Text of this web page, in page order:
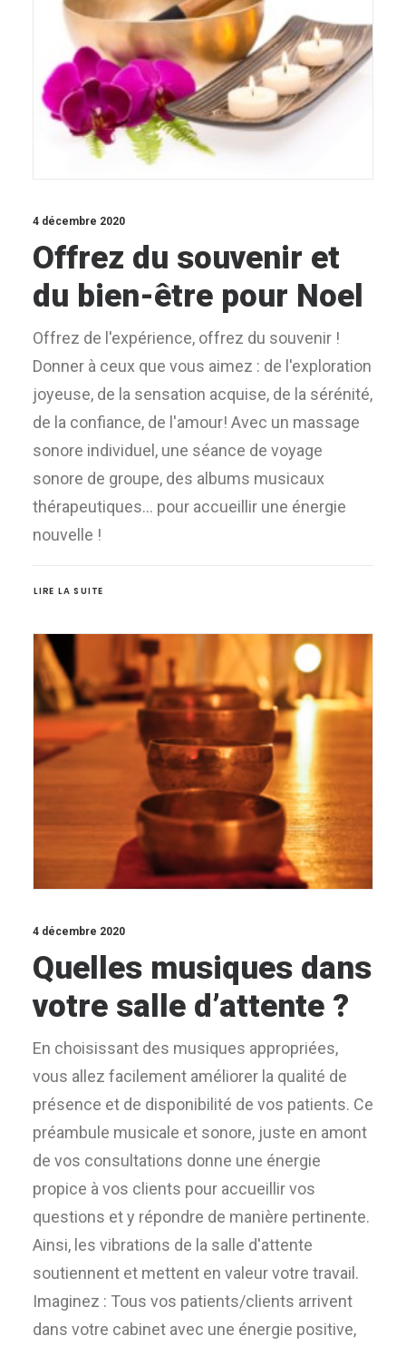
4 décembre 2020
Offrez du souvenir et
du bien-être pour Noel
Offrez de l'expérience, offrez du souvenir !
Donner à ceux que vous aimez : de l'exploration
joyeuse, de la sensation acquise, de la sérénité,
de la confiance, de l'amour! Avec un massage
sonore individuel, une séance de voyage
sonore de groupe, des albums musicaux
thérapeutiques... pour accueillir une énergie
nouvelle !
LIRE LA SUITE
4 décembre 2020
Quelles musiques dans
votre salle d’attente ?
En choisissant des musiques appropriées,
vous allez facilement améliorer la qualité de
présence et de disponibilité de vos patients. Ce
préambule musicale et sonore, juste en amont
de vos consultations donne une énergie
propice à vos clients pour accueillir vos
questions et y répondre de manière pertinente.
Ainsi, les vibrations de la salle d'attente
soutiennent et mettent en valeur votre travail.
Imaginez : Tous vos patients/clients arrivent
dans votre cabinet avec une énergie positive,